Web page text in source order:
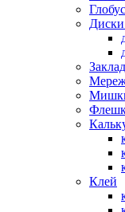
Мишки
Клей